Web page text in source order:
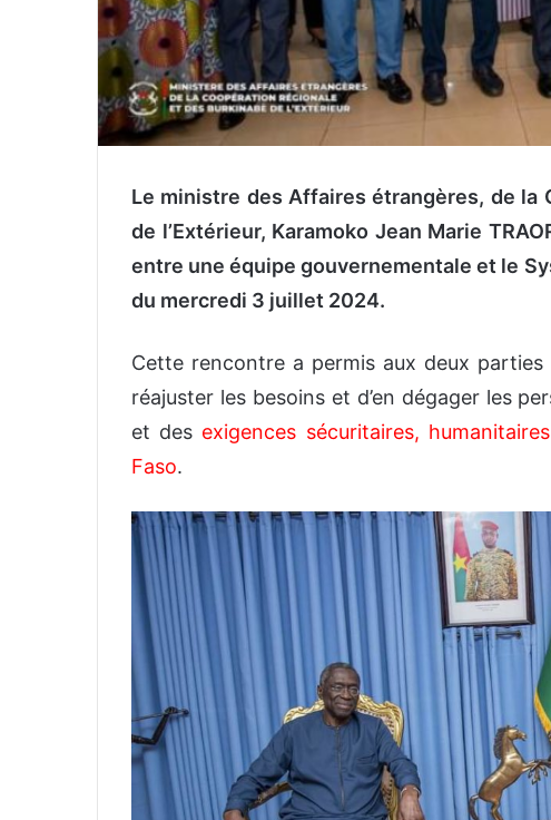
Le ministre des Affaires étrangères, de la
de l’Extérieur, Karamoko Jean Marie
entre une équipe gouvernementale et le
du mercredi 3 juillet 2024.
Cette rencontre a permis aux deux
réajuster les besoins et d’en dégager les
et des exigences sécuritaires,
Faso.